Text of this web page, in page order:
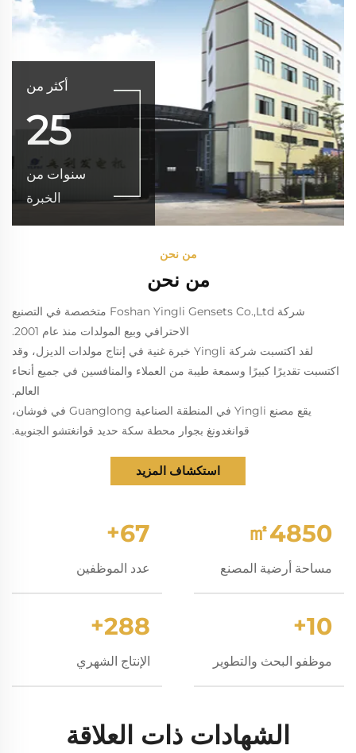
أكثر من
25
سنوات من
الخبرة
من نحن
من نحن
شركة Foshan Yingli Gensets Co.,Ltd متخصصة في التصنيع
الاحترافي وبيع المولدات منذ عام 2001.
لقد اكتسبت شركة Yingli خبرة غنية في إنتاج مولدات الديزل، وقد
اكتسبت تقديرًا كبيرًا وسمعة طيبة من العملاء والمنافسين في جميع أنحاء
العالم.
يقع مصنع Yingli في المنطقة الصناعية Guanglong في فوشان،
قوانغدونغ بجوار محطة سكة حديد قوانغتشو الجنوبية.
استكشاف المزيد
5000
㎡
مساحة أرضية المصنع
70
+
عدد الموظفين
10
+
موظفو البحث والتطوير
300
+
الإنتاج الشهري
الشهادات ذات العلاقة